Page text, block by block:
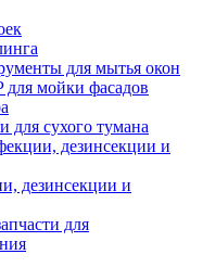
для мытья окон
для мойки фасадов
для сухого тумана
дезинсекции и
дезинсекции и
для